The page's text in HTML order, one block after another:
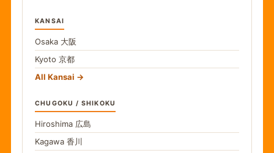
KANSAI
Osaka 大阪
Kyoto 京都
All Kansai
CHUGOKU / SHIKOKU
Hiroshima 広島
Kagawa 香川